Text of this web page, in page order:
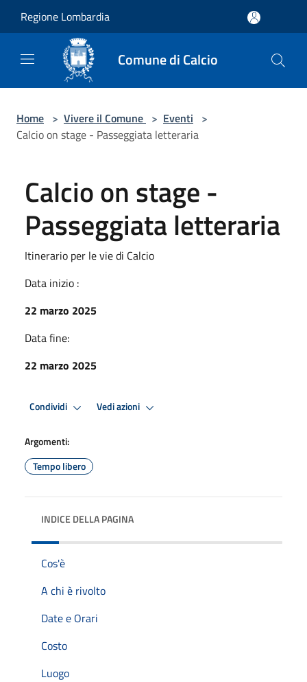
Regione Lombardia
Comune di Calcio
Home > Vivere il Comune > Eventi >
Calcio on stage - Passeggiata letteraria
Calcio on stage -
Passeggiata letteraria
Itinerario per le vie di Calcio
Data inizio :
22 marzo 2025
Data fine:
22 marzo 2025
Condividi Vedi azioni
Argomenti:
Tempo libero
INDICE DELLA PAGINA
Cos'è
A chi è rivolto
Date e Orari
Costo
Luogo